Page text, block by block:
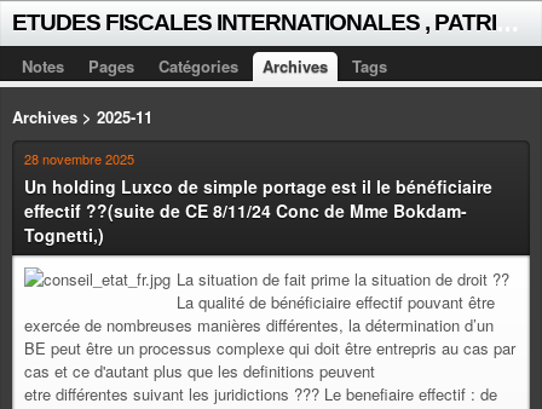
Notes Pages Catégories Archives Tags
Archives > 2025-11
28 novembre 2025
Un holding Luxco de simple portage est il le bénéficiaire
effectif ??(suite de CE 8/11/24 Conc de Mme Bokdam-
Tognetti,)
La situation de fait prime la situation de droit ??
La qualité de bénéficiaire effectif pouvant être
exercée de nombreuses manières différentes, la détermination d’un
BE peut être un processus complexe qui doit être entrepris au cas par
cas et ce d'autant plus que les definitions peuvent
etre différentes suivant les juridictions ??? Le benefiaire effectif : de